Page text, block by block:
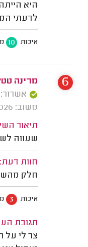
היא
לדעתי
איכות 10
מרינה
אשרור: 24/06/2026
משוב: 05/02/2026
תיאור
שעווה
חוות דעת:
חלק
איכות 3
תגובת
צר לי על
6